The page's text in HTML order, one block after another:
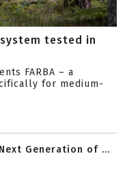
tested in
FARBA – a
for medium-
Generation of ...